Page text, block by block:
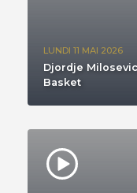
LUNDI 11 MAI 2026
Djordje
Basket